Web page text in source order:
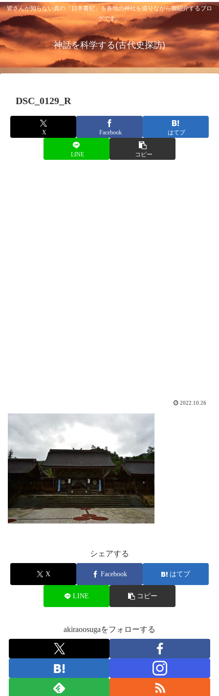
皆さんが知らない真の「日本書紀」を各地の神社を巡りながら御紹介するブロ
グです。
神話を科学する(古代史探訪)
DSC_0129_R
X Facebook はてブ
LINE コピー
2022.10.26
シェアする
X Facebook はてブ
LINE コピー
akiraoosugaをフォローする